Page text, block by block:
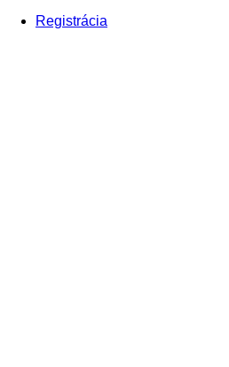
Registrácia